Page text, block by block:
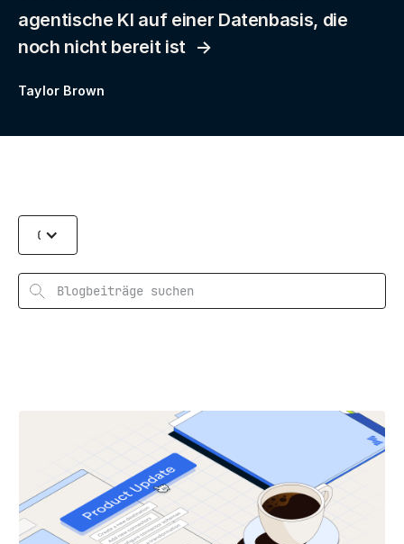
agentische KI auf einer Datenbasis, die
noch nicht bereit ist
Taylor Brown
Categories
Suchen